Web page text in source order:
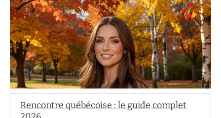
Rencontre québécoise : le guide complet